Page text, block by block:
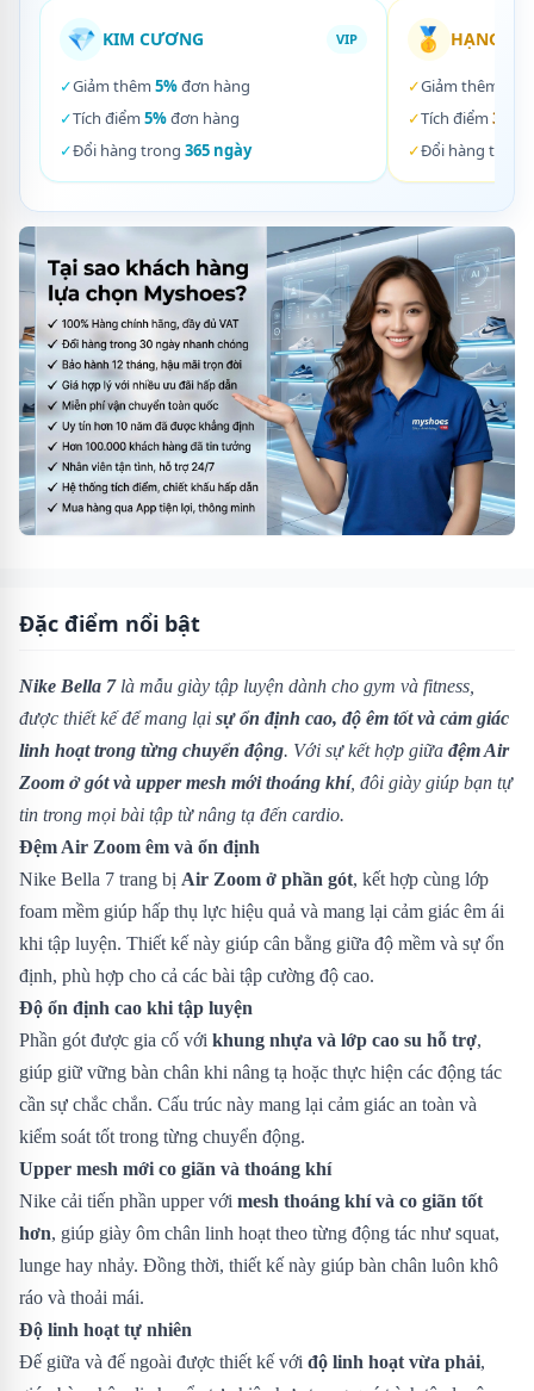
💎 KIM CƯƠNG VIP
✓Giảm thêm 5%đơn hàng
✓Tích điểm 5%đơn hàng
✓Đổi hàng trong 365 ngày
🥇 HẠNG
✓Giảm thêm
✓Tích điểm 3%
✓Đổi hàng trong
Đặc điểm nổi bật
Nike Bella 7là mẫu giày tập luyện dành cho gym và fitness,
được thiết kế để mang lại sự ổn định cao, độ êm tốt và cảm giác
linh hoạt trong từng chuyển động. Với sự kết hợp giữa đệm Air
Zoom ở gót và upper mesh mới thoáng khí, đôi giày giúp bạn tự
tin trong mọi bài tập từ nâng tạ đến cardio.
Đệm Air Zoom êm và ổn định
Nike Bella 7 trang bị Air Zoom ở phần gót, kết hợp cùng lớp
foam mềm giúp hấp thụ lực hiệu quả và mang lại cảm giác êm ái
khi tập luyện. Thiết kế này giúp cân bằng giữa độ mềm và sự ổn
định, phù hợp cho cả các bài tập cường độ cao.
Độ ổn định cao khi tập luyện
Phần gót được gia cố với khung nhựa và lớp cao su hỗ trợ,
giúp giữ vững bàn chân khi nâng tạ hoặc thực hiện các động tác
cần sự chắc chắn. Cấu trúc này mang lại cảm giác an toàn và
kiểm soát tốt trong từng chuyển động.
Upper mesh mới co giãn và thoáng khí
Nike cải tiến phần upper với mesh thoáng khí và co giãn tốt
hơn, giúp giày ôm chân linh hoạt theo từng động tác như squat,
lunge hay nhảy. Đồng thời, thiết kế này giúp bàn chân luôn khô
ráo và thoải mái.
Độ linh hoạt tự nhiên
Đế giữa và đế ngoài được thiết kế với độ linh hoạt vừa phải,